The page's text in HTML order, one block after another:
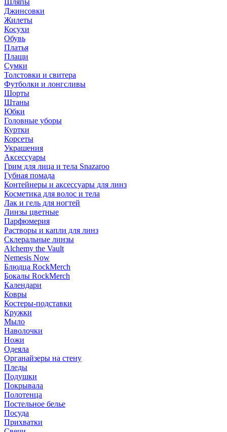
Шляпы
Джинсовки
Жилеты
Косухи
Обувь
Платья
Плащи
Сумки
Толстовки и свитера
Футболки и лонгсливы
Шорты
Штаны
Юбки
Головные уборы
Куртки
Корсеты
Украшения
Аксессуары
Грим для лица и тела Snazaroo
Губная помада
Контейнеры и аксессуары для линз
Косметика для волос и тела
Лак и гель для ногтей
Линзы цветные
Парфюмерия
Растворы и капли для линз
Склеральные линзы
Alchemy the Vault
Nemesis Now
Блюдца RockMerch
Бокалы RockMerch
Календари
Ковры
Костеры-подставки
Кружки
Мыло
Наволочки
Ножи
Одеяла
Органайзеры на стену
Пледы
Подушки
Покрывала
Полотенца
Постельное белье
Посуда
Прихватки